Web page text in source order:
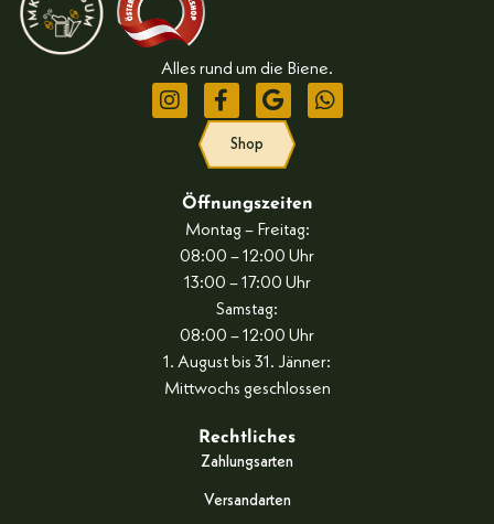
Alles rund um die Biene.
Shop
Öffnungszeiten
Montag – Freitag:
08:00 – 12:00 Uhr
13:00 – 17:00 Uhr
Samstag:
08:00 – 12:00 Uhr
1. August bis 31. Jänner:
Mittwochs geschlossen
Rechtliches
Zahlungsarten
Versandarten